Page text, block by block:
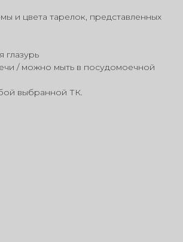
и цвета тарелок, представленных
глазурь
/ можно мыть в посудомоечной
выбранной ТК.